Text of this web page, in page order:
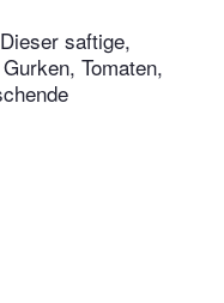
saftige,
Tomaten,